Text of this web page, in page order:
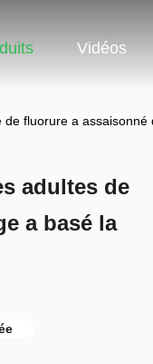
Vidéos
de fluorure a
adultes de
a basé la